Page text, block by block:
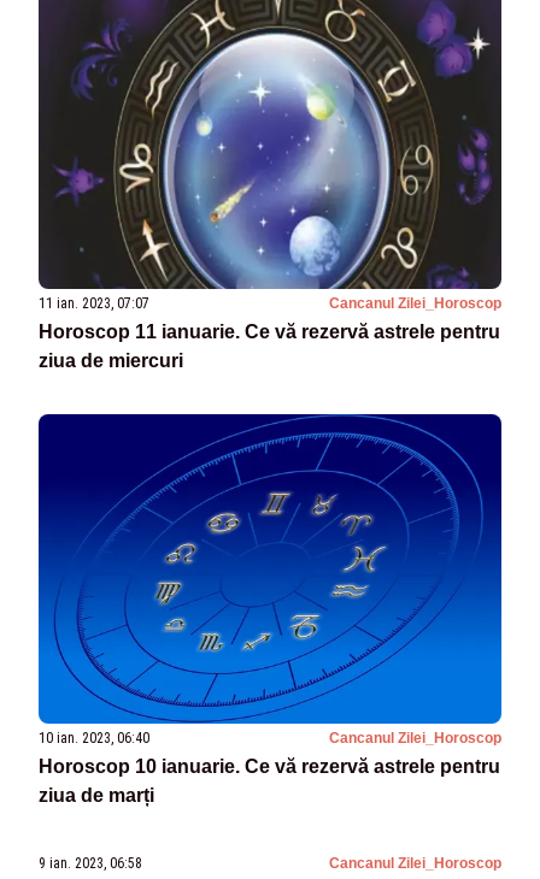
11 ian. 2023, 07:07 Cancanul Zilei_Horoscop
Horoscop 11 ianuarie. Ce vă rezervă astrele pentru
ziua de miercuri
10 ian. 2023, 06:40 Cancanul Zilei_Horoscop
Horoscop 10 ianuarie. Ce vă rezervă astrele pentru
ziua de marți
9 ian. 2023, 06:58 Cancanul Zilei_Horoscop